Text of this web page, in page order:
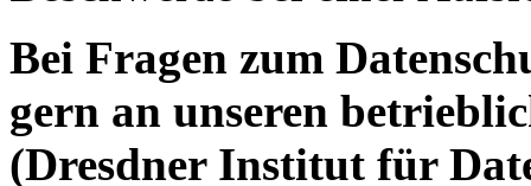
Bei Fragen zum
gern an unseren
(Dresdner Institut für